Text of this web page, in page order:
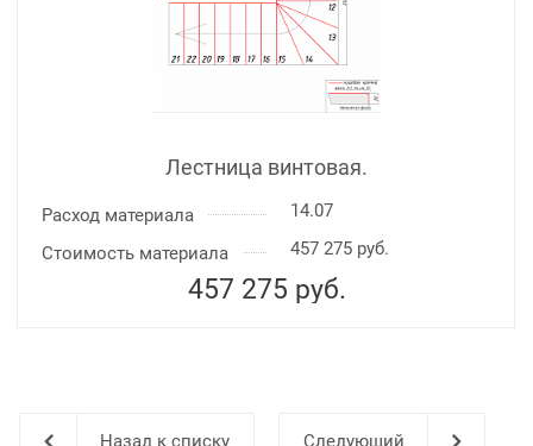
Лестница винтовая.
Расход материала
14.07
Стоимость материала
457 275 руб.
457 275 руб.